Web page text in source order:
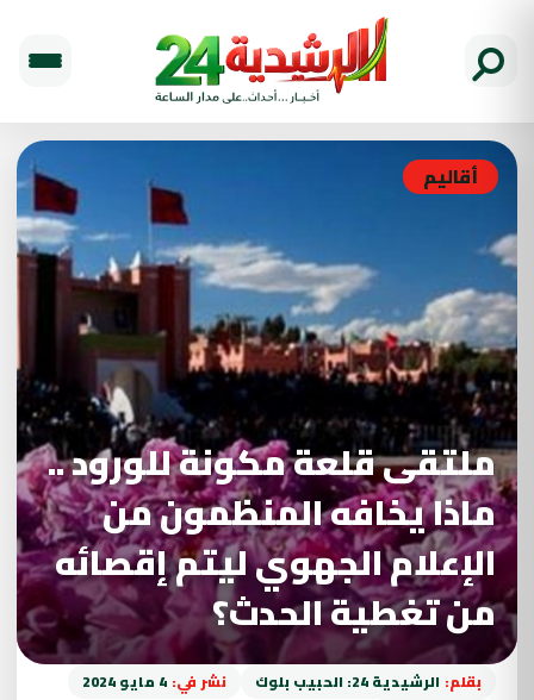
أقاليم
ملتقى قلعة مكونة للورود ..
ماذا يخافه المنظمون من
الإعلام الجهوي ليتم إقصائه
من تغطية الحدث؟
بقلم: الرشيدية 24: الحبيب بلوك نشر في: 4 مايو 2024